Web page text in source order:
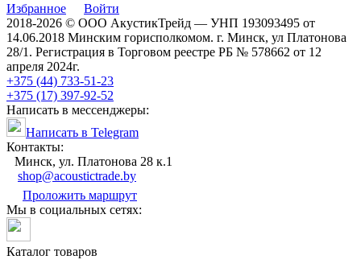
Избранное
Войти
2018-2026 © ООО АкустикТрейд — УНП 193093495 от
14.06.2018 Минским горисполкомом. г. Минск, ул Платонова
28/1. Регистрация в Торговом реестре РБ № 578662 от 12
апреля 2024г.
+375 (44) 733-51-23
+375 (17) 397-92-52
Написать в мессенджеры:
Написать в Telegram
Контакты:
Минск, ул. Платонова 28 к.1
shop@acoustictrade.by
Проложить маршрут
Мы в социальных сетях:
Каталог товаров